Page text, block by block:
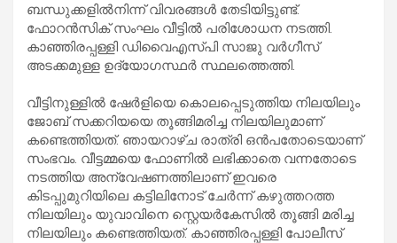
ബന്ധുക്കളിൽനിന്ന് വിവരങ്ങൾ തേടിയിട്ടുണ്ട്.
ഫോറൻസിക് സംഘം വീട്ടിൽ പരിശോധന നടത്തി.
കാഞ്ഞിരപ്പള്ളി ഡിവൈഎസ്‌പി സാജു വർഗീസ്
അടക്കമുള്ള ഉദ്യോഗസ്ഥർ സ്ഥലത്തെത്തി.
വീട്ടിനുള്ളിൽ ഷേർളിയെ കൊലപ്പെടുത്തിയ നിലയിലും
ജോബ് സക്കറിയയെ തൂങ്ങിമരിച്ച നിലയിലുമാണ്
കണ്ടെത്തിയത്. ഞായറാഴ്‌ച രാത്രി ഒൻപതോടെയാണ്
സംഭവം. വീട്ടമ്മയെ ഫോണിൽ ലഭിക്കാതെ വന്നതോടെ
നടത്തിയ അന്വേഷണത്തിലാണ് ഇവരെ
കിടപ്പുമുറിയിലെ കട്ടിലിനോട് ചേർന്ന് കഴുത്തറത്ത
നിലയിലും യുവാവിനെ സ്റ്റെയർകേസിൽ തൂങ്ങി മരിച്ച
നിലയിലും കണ്ടെത്തിയത്. കാഞ്ഞിരപ്പള്ളി പോലീസ്